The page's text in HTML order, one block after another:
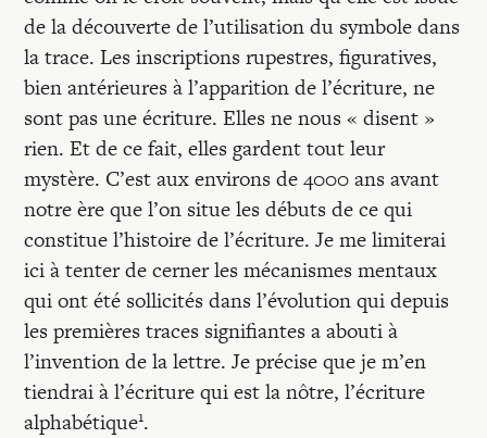
de la découverte de l’utilisation du symbole dans
la trace. Les inscriptions rupestres, figuratives,
bien antérieures à l’apparition de l’écriture, ne
sont pas une écriture. Elles ne nous « disent »
rien. Et de ce fait, elles gardent tout leur
mystère. C’est aux environs de 4000 ans avant
notre ère que l’on situe les débuts de ce qui
constitue l’histoire de l’écriture. Je me limiterai
ici à tenter de cerner les mécanismes mentaux
qui ont été sollicités dans l’évolution qui depuis
les premières traces signifiantes a abouti à
l’invention de la lettre. Je précise que je m’en
tiendrai à l’écriture qui est la nôtre, l’écriture
alphabétique1.